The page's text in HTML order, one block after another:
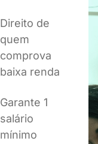
Direito de
quem
comprova
baixa renda
Garante 1
salário
mínimo